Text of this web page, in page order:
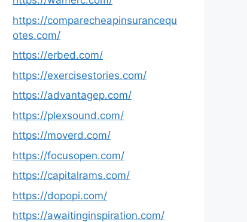
https://comparecheapinsurancequ
otes.com/
https://erbed.com/
https://exercisestories.com/
https://advantagep.com/
https://plexsound.com/
https://moverd.com/
https://focusopen.com/
https://capitalrams.com/
https://dopopi.com/
https://awaitinginspiration.com/